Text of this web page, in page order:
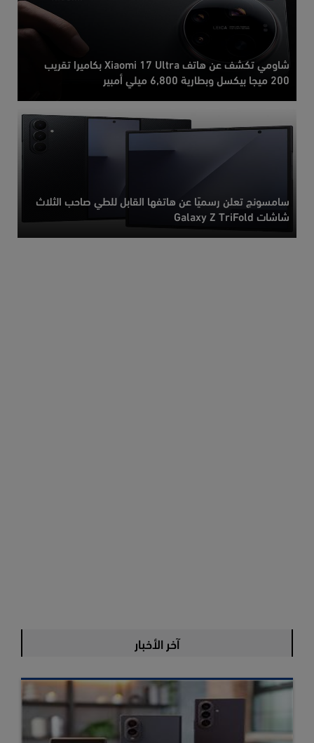
شاومي تكشف عن هاتف Xiaomi 17 Ultra بكاميرا تقريب
200 ميجا بيكسل وبطارية 6,800 ميلي أمبير
سامسونج تعلن رسميًا عن هاتفها القابل للطي صاحب الثلاث
شاشات Galaxy Z TriFold
آخر الأخبار